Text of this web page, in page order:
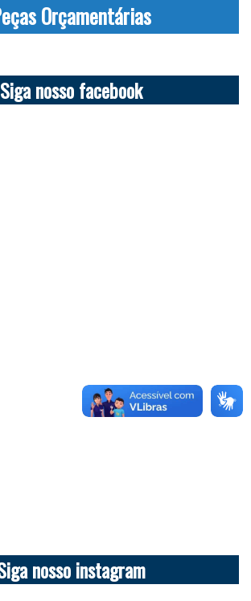
Orçamentárias
Siga nosso facebook
nosso instagram